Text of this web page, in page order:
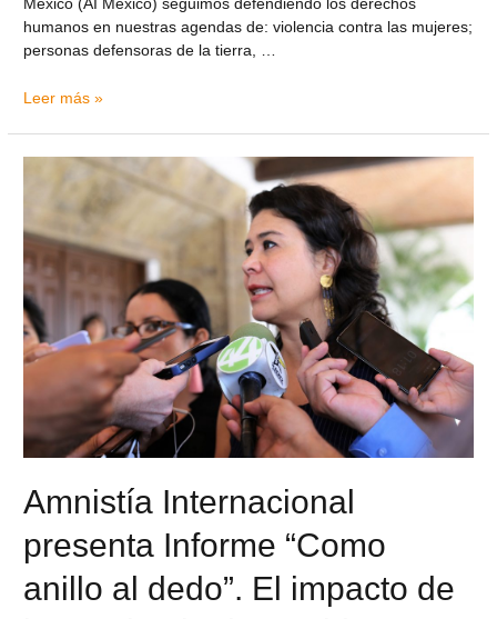
México (AI México) seguimos defendiendo los derechos
humanos en nuestras agendas de: violencia contra las mujeres;
personas defensoras de la tierra, …
Leer más »
Amnistía Internacional
presenta Informe “Como
anillo al dedo”. El impacto de